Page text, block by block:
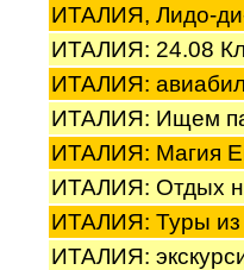
ИТАЛИЯ, Лидо-
ИТАЛИЯ: 24.08
ИТАЛИЯ:
ИТАЛИЯ: Ищем
ИТАЛИЯ: Магия
ИТАЛИЯ: Отдых
ИТАЛИЯ: Туры
ИТАЛИЯ: